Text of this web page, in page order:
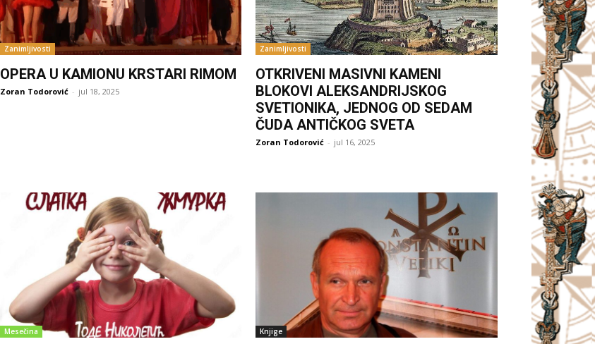
Zanimljivosti
OPERA U KAMIONU KRSTARI RIMOM
Zoran Todorović - jul 18, 2025
Zanimljivosti
OTKRIVENI MASIVNI KAMENI
BLOKOVI ALEKSANDRIJSKOG
SVETIONIKA, JEDNOG OD SEDAM
ČUDA ANTIČKOG SVETA
Zoran Todorović - jul 16, 2025
Mesečina Knjige